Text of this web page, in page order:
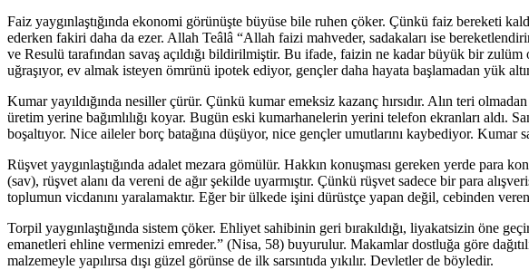
Faiz yaygınlaştığında ekonomi görünüşte büyüse bile ruhen çöker. Çünkü faiz bereketi
ederken fakiri daha da ezer. Allah Teâlâ “Allah faizi mahveder, sadakaları ise
ve Resulü tarafından savaş açıldığı bildirilmiştir. Bu ifade, faizin ne kadar büyük bir
uğraşıyor, ev almak isteyen ömrünü ipotek ediyor, gençler daha hayata başlamadan yük
Kumar yayıldığında nesiller çürür. Çünkü kumar emeksiz kazanç hırsıdır. Alın teri
üretim yerine bağımlılığı koyar. Bugün eski kumarhanelerin yerini telefon ekranları aldı.
boşaltıyor. Nice aileler borç batağına düşüyor, nice gençler umutlarını kaybediyor.
Rüşvet yaygınlaştığında adalet mezara gömülür. Hakkın konuşması gereken yerde para
(sav), rüşvet alanı da vereni de ağır şekilde uyarmıştır. Çünkü rüşvet sadece bir para
toplumun vicdanını yaralamaktır. Eğer bir ülkede işini dürüstçe yapan değil, cebinden
Torpil yaygınlaştığında sistem çöker. Ehliyet sahibinin geri bırakıldığı, liyakatsizin öne
emanetleri ehline vermenizi emreder.” (Nisa, 58) buyurulur. Makamlar dostluğa göre
malzemeyle yapılırsa dışı güzel görünse de ilk sarsıntıda yıkılır. Devletler de böyledir.